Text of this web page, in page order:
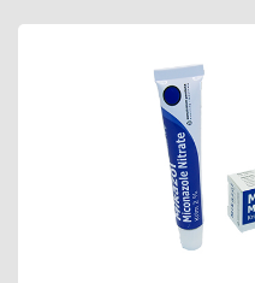
Mikazol Krim 2%